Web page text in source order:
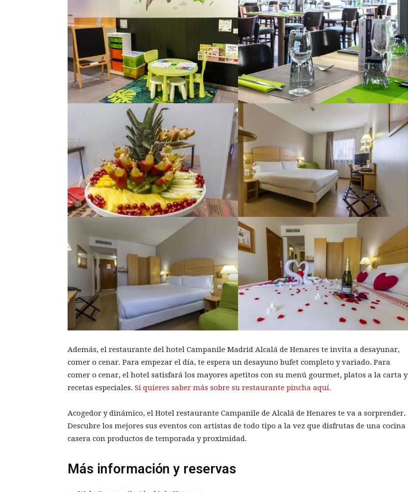
Además, el restaurante del hotel Campanile Madrid Alcalá de Henares te invita a desayunar,
comer o cenar. Para empezar el día, te espera un desayuno bufet completo y variado. Para
comer o cenar, el hotel satisfará los mayores apetitos con su menú gourmet, platos a la carta y
recetas especiales. Si quieres saber más sobre su restaurante pincha aquí.
Acogedor y dinámico, el Hotel restaurante Campanile de Alcalá de Henares te va a sorprender.
Descubre los mejores sus eventos con artistas de todo tipo a la vez que disfrutas de una cocina
casera con productos de temporada y proximidad.
Más información y reservas